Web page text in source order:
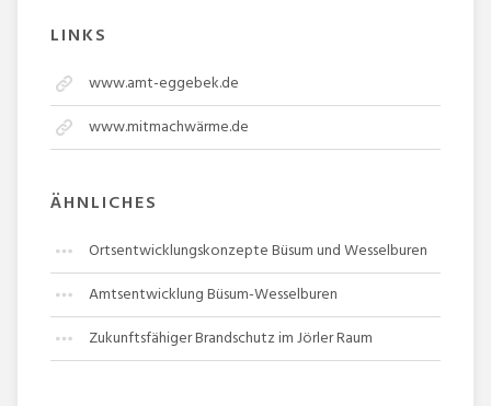
LINKS
www.amt-eggebek.de
www.mitmachwärme.de
ÄHNLICHES
Ortsentwicklungskonzepte Büsum und Wesselburen
Amtsentwicklung Büsum-Wesselburen
Zukunftsfähiger Brandschutz im Jörler Raum